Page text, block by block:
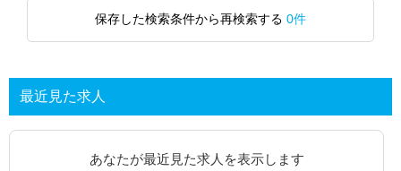
保存した検索条件から再検索する 0件
最近見た求人
あなたが最近見た求人を表示します